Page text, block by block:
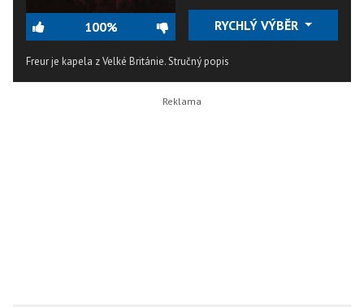
100% RYCHLÝ VÝBĚR
Freur je kapela z Velké Británie.Stručný popis